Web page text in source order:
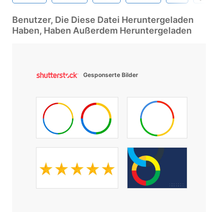
Benutzer, Die Diese Datei Heruntergeladen
Haben, Haben Außerdem Heruntergeladen
Gesponserte Bilder